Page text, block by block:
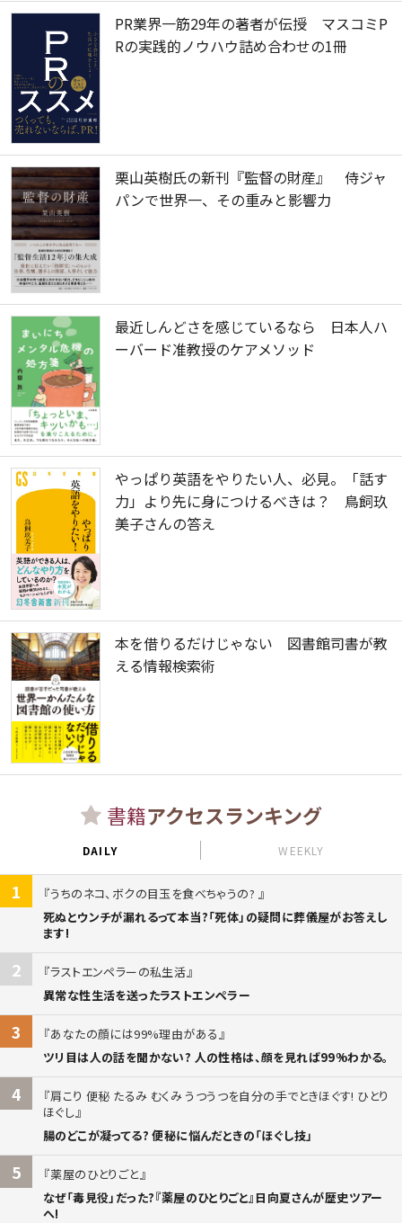
PR業界一筋29年の著者が伝授 マスコミP
Rの実践的ノウハウ詰め合わせの1冊
栗山英樹氏の新刊『監督の財産』 侍ジャ
パンで世界一、その重みと影響力
最近しんどさを感じているなら 日本人ハ
ーバード准教授のケアメソッド
やっぱり英語をやりたい人、必見。「話す
力」より先に身につけるべきは？ 鳥飼玖
美子さんの答え
本を借りるだけじゃない 図書館司書が教
える情報検索術
書籍アクセスランキング
DAILY WEEKLY
1
うちのネコ、ボクの目玉を食べちゃうの?
死ぬとウンチが漏れるって本当?「死体」の疑問に葬儀屋がお答えし
ます!
2
ラストエンペラーの私生活
異常な性生活を送ったラストエンペラー
3
あなたの顔には99%理由がある
ツリ目は人の話を聞かない? 人の性格は、顔を見れば99%わかる。
4
肩こり 便秘 たるみ むくみ うつうつを自分の手でときほぐす! ひとり
ほぐし
腸のどこが凝ってる? 便秘に悩んだときの「ほぐし技」
5
薬屋のひとりごと
なぜ「毒見役」だった?『薬屋のひとりごと』日向夏さんが歴史ツアー
へ!